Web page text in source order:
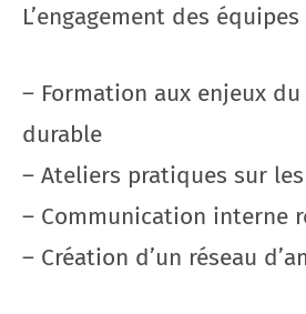
L’engagement des
– Formation aux enjeux
durable
– Ateliers pratiques sur
– Communication interne
– Création d’un réseau